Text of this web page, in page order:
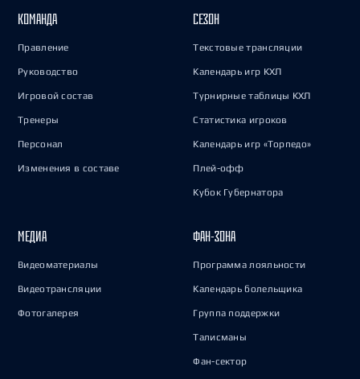
КОМАНДА
Правление
Руководство
Игровой состав
Тренеры
Персонал
Изменения в составе
СЕЗОН
Текстовые трансляции
Календарь игр КХЛ
Турнирные таблицы КХЛ
Статистика игроков
Календарь игр «Торпедо»
Плей-офф
Кубок Губернатора
МЕДИА
Видеоматериалы
Видеотрансляции
Фотогалерея
ФАН-ЗОНА
Программа лояльности
Календарь болельщика
Группа поддержки
Талисманы
Фан-сектор